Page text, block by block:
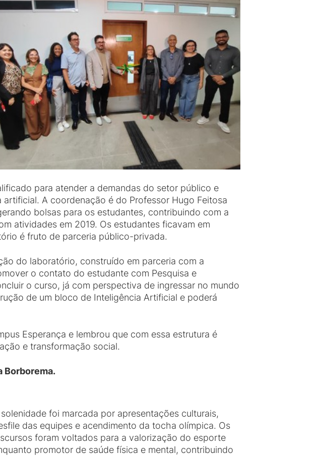
para atender a demandas do setor público e
A coordenação é do Professor Hugo Feitosa
bolsas para os estudantes, contribuindo com a
atividades em 2019. Os estudantes ficavam em
é fruto de parceria público-privada.
do laboratório, construído em parceria com a
o contato do estudante com Pesquisa e
o curso, já com perspectiva de ingressar no mundo
de um bloco de Inteligência Artificial e poderá
Esperança e lembrou que com essa estrutura é
e transformação social.
Borborema.
foi marcada por apresentações culturais,
das equipes e acendimento da tocha olímpica. Os
foram voltados para a valorização do esporte
promotor de saúde física e mental, contribuindo